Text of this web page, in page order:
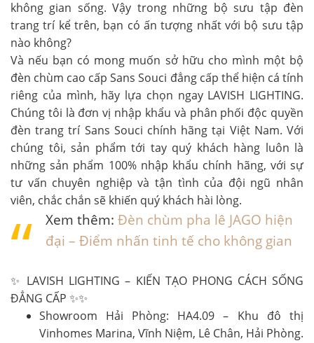
không gian sống. Vậy trong những bộ sưu tập đèn
trang trí kể trên, bạn có ấn tượng nhất với bộ sưu tập
nào không?
Và nếu bạn có mong muốn sở hữu cho mình một bộ
đèn chùm cao cấp Sans Souci đẳng cấp thể hiện cá tính
riêng của mình, hãy lựa chọn ngay LAVISH LIGHTING.
Chúng tôi là đơn vị nhập khẩu và phân phối độc quyền
đèn trang trí Sans Souci chính hãng tại Việt Nam. Với
chúng tôi, sản phẩm tới tay quý khách hàng luôn là
những sản phẩm 100% nhập khẩu chính hãng, với sự
tư vấn chuyên nghiệp và tận tình của đội ngũ nhân
viên, chắc chắn sẽ khiến quý khách hài lòng.
Xem thêm: Đèn chùm pha lê JAGO hiện
đại – Điểm nhấn tinh tế cho không gian
✨ LAVISH LIGHTING – KIẾN TẠO PHONG CÁCH SỐNG
ĐẲNG CẤP ✨✨
Showroom Hải Phòng: HA4.09 – Khu đô thị
Vinhomes Marina, Vĩnh Niệm, Lê Chân, Hải Phòng.